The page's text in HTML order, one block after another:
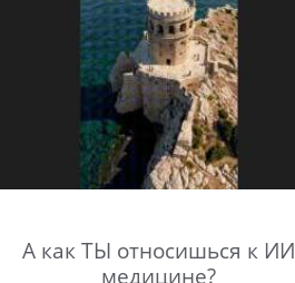
А как ТЫ относишься к ИИ
медицине?